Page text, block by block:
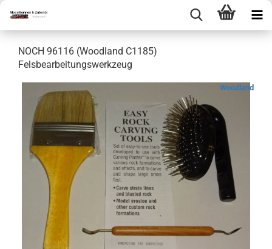
NOCH 96116 (Woodland C1185)
Felsbearbeitungswerkzeug
Woodland